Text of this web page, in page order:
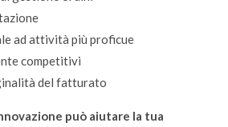
ad attività più proficue
competitivi
del fatturato
può aiutare la tua